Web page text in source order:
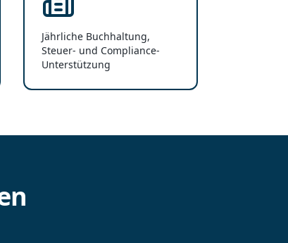
Jährliche Buchhaltung,
Steuer- und Compliance-
Unterstützung